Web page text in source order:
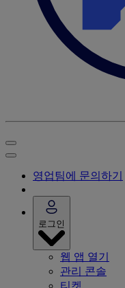
영업팀에 문의하기
로그인
웹 앱 열기
관리 콘솔